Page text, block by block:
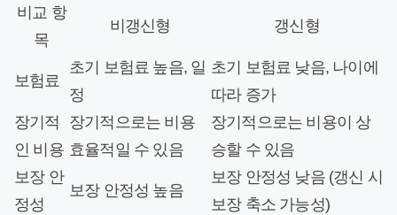
비교 항
목
비갱신형 갱신형
보험료
초기 보험료 높음, 일
정
초기 보험료 낮음, 나이에
따라 증가
장기적
인 비용
장기적으로는 비용
효율적일 수 있음
장기적으로는 비용이 상
승할 수 있음
보장 안
정성
보장 안정성 높음
보장 안정성 낮음 (갱신 시
보장 축소 가능성)